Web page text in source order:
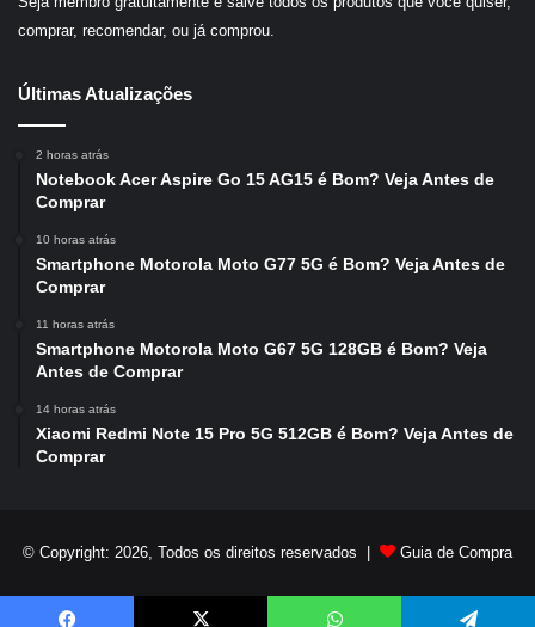
comprar, recomendar, ou já comprou.
Últimas Atualizações
2 horas atrás
Notebook Acer Aspire Go 15 AG15 é Bom? Veja Antes de
Comprar
10 horas atrás
Smartphone Motorola Moto G77 5G é Bom? Veja Antes de
Comprar
11 horas atrás
Smartphone Motorola Moto G67 5G 128GB é Bom? Veja
Antes de Comprar
14 horas atrás
Xiaomi Redmi Note 15 Pro 5G 512GB é Bom? Veja Antes de
Comprar
© Copyright: 2026, Todos os direitos reservados | Guia de Compra